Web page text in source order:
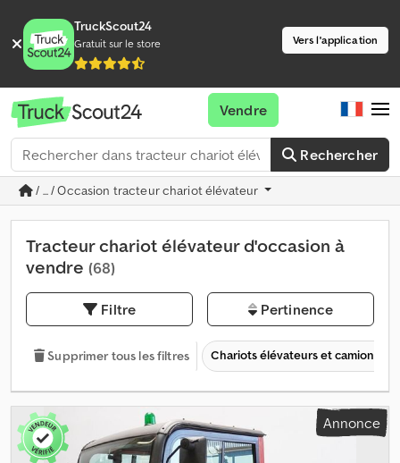
TruckScout24
Gratuit sur le store Vers l'application
Rechercher
Vendre
/ ... / Occasion tracteur chariot élévateur
Tracteur chariot élévateur d'occasion à
vendre (68)
Filtre Pertinence
Supprimer tous les filtres Chariots élévateurs et camions
Annonce